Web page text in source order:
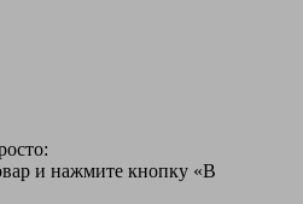
и нажмите кнопку «В